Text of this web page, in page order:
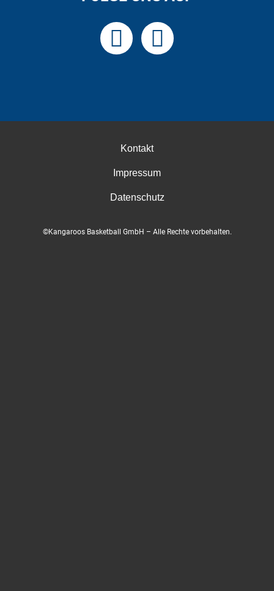
Kontakt
Impressum
Datenschutz
©Kangaroos Basketball GmbH – Alle Rechte vorbehalten.